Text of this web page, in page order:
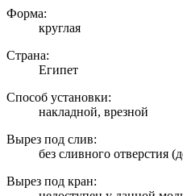
Форма:
круглая
Страна:
Египет
Способ установки:
накладной, врезной
Вырез под слив:
без сливного отверстия
Вырез под кран: